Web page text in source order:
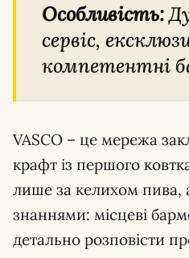
Особливість:
сервіс,
компетентні
VASCO – це мережа
крафт із першого
лише за келихом пива,
знаннями: місцеві
детально розповісти